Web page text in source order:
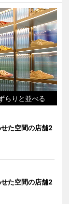
らりと並べる
た空間の店舗2
た空間の店舗2